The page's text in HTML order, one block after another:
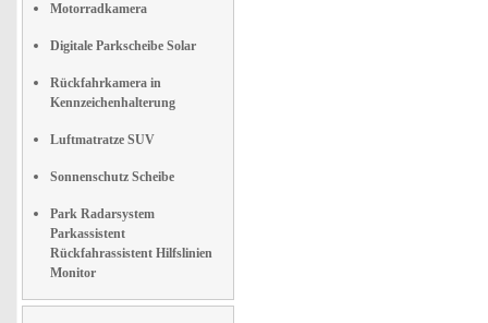
Motorradkamera
Digitale Parkscheibe Solar
Rückfahrkamera in
Kennzeichenhalterung
Luftmatratze SUV
Sonnenschutz Scheibe
Park Radarsystem
Parkassistent
Rückfahrassistent Hilfslinien
Monitor